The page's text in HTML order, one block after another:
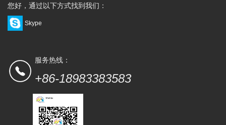
您好，通过以下方式找到我们：
Skype
服务热线：
+86-18983383583